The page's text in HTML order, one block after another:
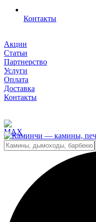
Контакты
Акции
Статьи
Партнерство
Услуги
Оплата
Доставка
Контакты